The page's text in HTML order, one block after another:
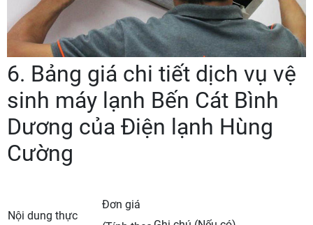
6. Bảng giá chi tiết dịch vụ vệ
sinh máy lạnh Bến Cát Bình
Dương của Điện lạnh Hùng
Cường
Nội dung thực
Đơn giá